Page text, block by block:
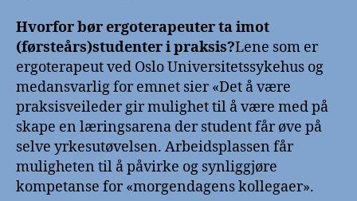
Hvorfor bør ergoterapeuter ta imot
(førsteårs)studenter i praksis?Lene som er
ergoterapeut ved Oslo Universitetssykehus og
medansvarlig for emnet sier «Det å være
praksisveileder gir mulighet til å være med på
skape en læringsarena der student får øve på
selve yrkesutøvelsen. Arbeidsplassen får
muligheten til å påvirke og synliggjøre
kompetanse for «morgendagens kollegaer».